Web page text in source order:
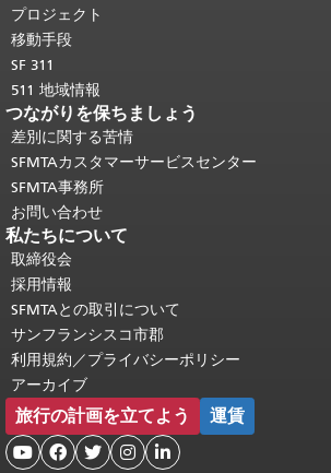
頭に戻る。
プロジェクト
移動手段
SF 311
511 地域情報
つながりを保ちましょう
差別に関する苦情
SFMTAカスタマーサービスセンター
SFMTA事務所
お問い合わせ
私たちについて
取締役会
採用情報
SFMTAとの取引について
サンフランシスコ市郡
利用規約／プライバシーポリシー
アーカイブ
旅行の計画を立てよう 運賃
    